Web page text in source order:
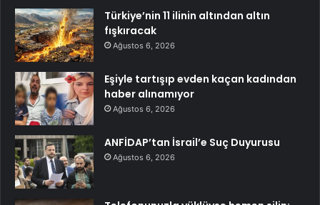
Türkiye’nin 11 ilinin altından altın
fışkıracak
Ağustos 6, 2026
Eşiyle tartışıp evden kaçan kadından
haber alınamıyor
Ağustos 6, 2026
ANFİDAP’tan İsrail’e Suç Duyurusu
Ağustos 6, 2026